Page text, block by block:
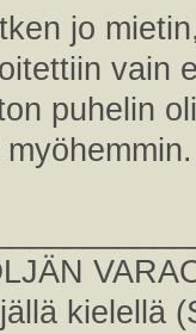
jo
vain
puhelin
kielellä